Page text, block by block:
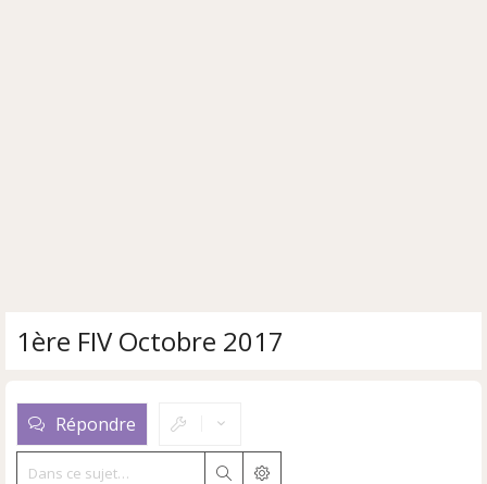
1ère FIV Octobre 2017
Répondre
RechercherRecherche avancée